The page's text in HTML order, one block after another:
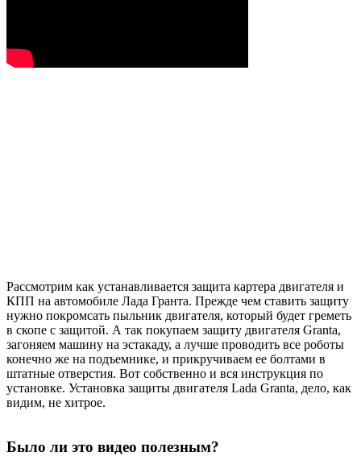
Рассмотрим как устанавливается защита картера двигателя и
КПП на автомобиле Лада Гранта. Прежде чем ставить защиту
нужно покромсать пыльник двигателя, который будет греметь
в скопе с защитой. А так покупаем защиту двигателя Granta,
загоняем машину на эстакаду, а лучше проводить все роботы
конечно же на подъемнике, и прикручиваем ее болтами в
штатные отверстия. Вот собственно и вся инструкция по
установке. Установка защиты двигателя Lada Granta, дело, как
видим, не хитрое.
Было ли это видео полезным?